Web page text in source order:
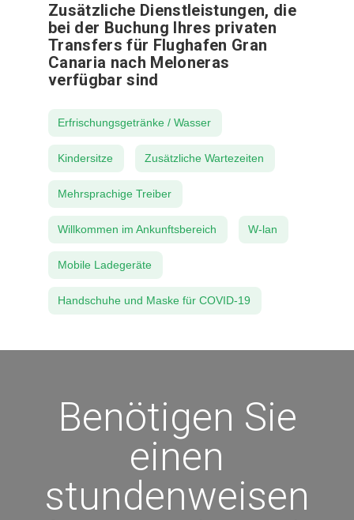
Zusätzliche Dienstleistungen, die
bei der Buchung Ihres privaten
Transfers für Flughafen Gran
Canaria nach Meloneras
verfügbar sind
Erfrischungsgetränke / Wasser
Kindersitze Zusätzliche Wartezeiten
Mehrsprachige Treiber
Willkommen im Ankunftsbereich W-lan
Mobile Ladegeräte
Handschuhe und Maske für COVID-19
Benötigen Sie
einen
stundenweisen